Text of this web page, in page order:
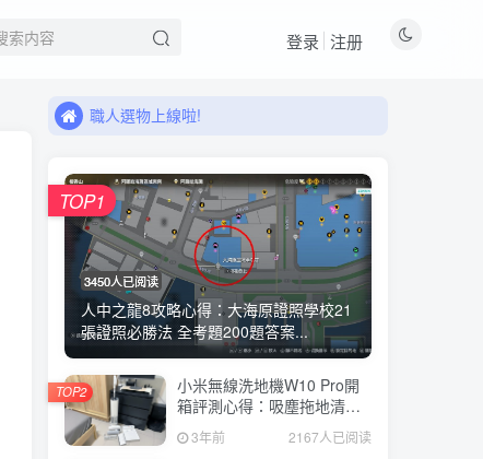
登录 注册
職人選物上線啦!
職人選物上線啦!
3450人已阅读
人中之龍8攻略心得：大海原證照學校21
張證照必勝法 全考題200題答案...
TOP1
小米無線洗地機W10 Pro開
箱評測心得：吸塵拖地清洗3
合1、90度可調式機身、續航
力35分鐘、售價15995元
3年前 2167人已阅读
TOP2